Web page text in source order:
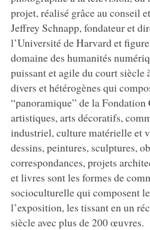
projet, réalisé grâce au conseil
Jeffrey Schnapp, fondateur et
l’Université de Harvard et
domaine des humanités
puissant et agile du court siècle
divers et hétérogènes qui
“panoramique” de la
artistiques, arts décoratifs,
industriel, culture matérielle et
dessins, peintures, sculptures,
correspondances, projets
et livres sont les formes de
socioculturelle qui composent
l’exposition, les tissant en un
siècle avec plus de 200 œuvres.